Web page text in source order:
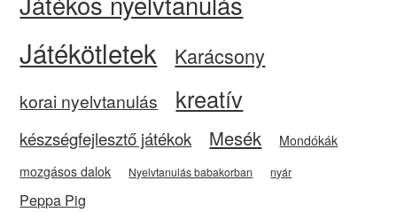
Játékötletek Karácsony
korai nyelvtanulás kreatív
készségfejlesztő játékok Mesék
Mondókák
mozgásos dalok
Nyelvtanulás babakorban nyár
Peppa Pig